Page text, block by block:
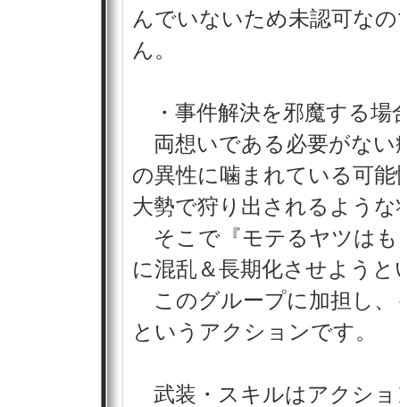
んでいないため未認可な
ん。
・事件解決を邪魔する場
両想いである必要がない
の異性に噛まれている可
大勢で狩り出されるよう
そこで『モテるヤツは
に混乱＆長期化させよう
このグループに加担し、
というアクションです。
武装・スキルはアクシ